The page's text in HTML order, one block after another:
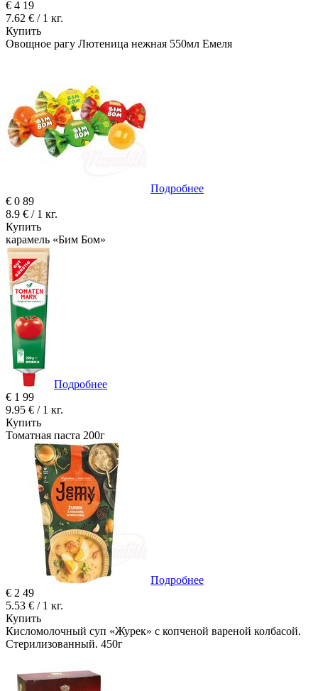
€ 4 19
7.62 € / 1 кг.
Купить
Овощное рагу Лютеница нежная 550мл Емеля
Подробнее
€ 0 89
8.9 € / 1 кг.
Купить
карамель «Бим Бом»
Подробнее
€ 1 99
9.95 € / 1 кг.
Купить
Томатная паста 200г
Подробнее
€ 2 49
5.53 € / 1 кг.
Купить
Кисломолочный суп «Журек» с копченой вареной колбасой.
Стерилизованный. 450г